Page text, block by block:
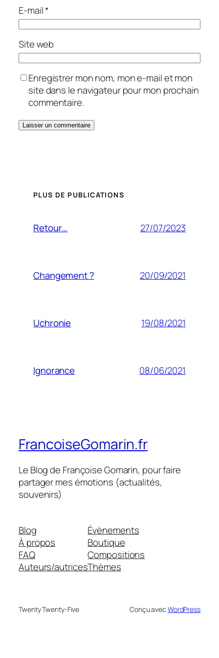
E-mail*
Site web
Enregistrer mon nom, mon e-mail et mon
site dans le navigateur pour mon prochain
commentaire.
PLUS DE PUBLICATIONS
Retour… 27/07/2023
Changement ? 20/09/2021
Uchronie 19/08/2021
Ignorance 08/06/2021
FrancoiseGomarin.fr
Le Blog de Françoise Gomarin, pour faire
partager mes émotions (actualités,
souvenirs)
Blog
À propos
FAQ
Auteurs/autrices
Évènements
Boutique
Compositions
Thèmes
Twenty Twenty-Five Conçu avec WordPress